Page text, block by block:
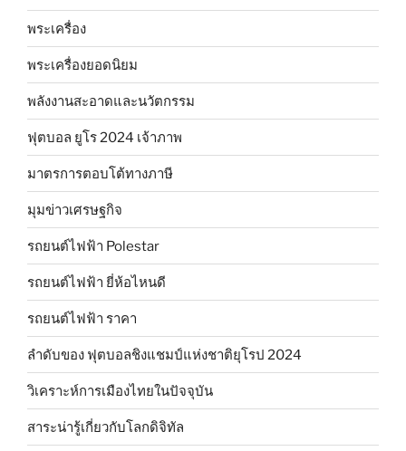
พระเครื่อง
พระเครื่องยอดนิยม
พลังงานสะอาดและนวัตกรรม
ฟุตบอล ยูโร 2024 เจ้าภาพ
มาตรการตอบโต้ทางภาษี
มุมข่าวเศรษฐกิจ
รถยนต์ไฟฟ้า Polestar
รถยนต์ไฟฟ้า ยี่ห้อไหนดี
รถยนต์ไฟฟ้า ราคา
ลำดับของ ฟุตบอลชิงแชมป์แห่งชาติยุโรป 2024
วิเคราะห์การเมืองไทยในปัจจุบัน
สาระน่ารู้เกี่ยวกับโลกดิจิทัล